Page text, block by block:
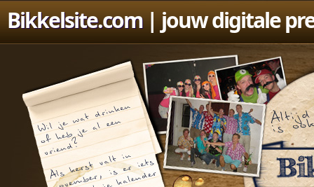
Bikkelsite.com| jouw digitale